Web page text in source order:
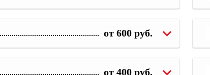
от 600 руб.
от 400 руб.